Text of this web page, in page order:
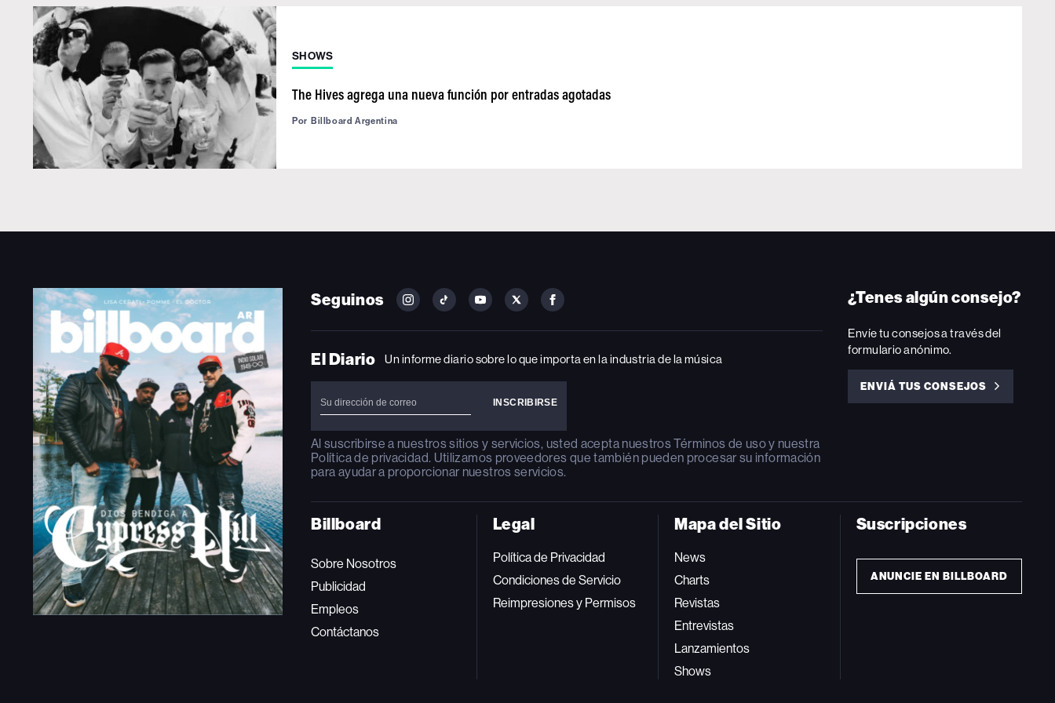
SHOWS
The Hives agrega una nueva función por entradas agotadas
Por Billboard Argentina
Seguinos
FOLLOW
ON
FOLLOW
ON
FOLLOW
ON
FOLLOW
ON
FOLLOW
ON
El Diario Un informe diario sobre lo que importa en la industria de la música
Al suscribirse a nuestros sitios y servicios, usted acepta nuestrosTérminos de usoy nuestra
Política de privacidad. Utilizamos proveedores que también pueden procesar su información
para ayudar a proporcionar nuestros servicios.
¿Tenes algún consejo?
Envíe tu consejos a través del
formulario anónimo.
ENVIÁ TUS CONSEJOS
ENVIÁ
Billboard
Sobre Nosotros
Publicidad
Empleos
Contáctanos
Legal
Política de Privacidad
Condiciones de Servicio
Reimpresiones y Permisos
Mapa del Sitio
News
Charts
Revistas
Entrevistas
Lanzamientos
Shows
Suscripciones
ANUNCIE EN BILLBOARD